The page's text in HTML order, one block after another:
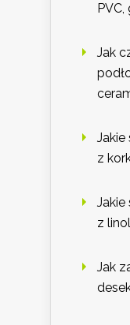
Jak
Jakie
z
Jakie
z
Jak